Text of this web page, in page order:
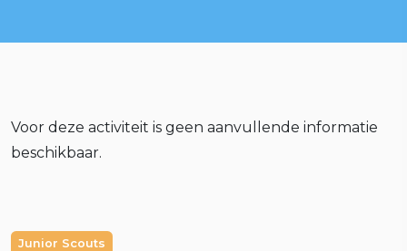
Voor deze activiteit is geen aanvullende informatie
beschikbaar.
Junior Scouts